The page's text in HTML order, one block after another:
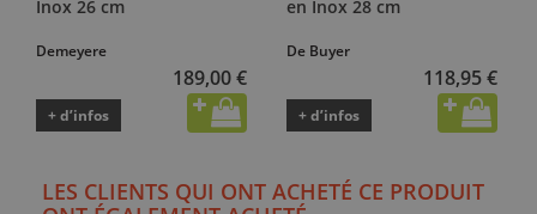
Inox 26 cm
Demeyere
189,00 €
+ d’infos
en Inox 28 cm
De Buyer
118,95 €
+ d’infos
LES CLIENTS QUI ONT ACHETÉ CE PRODUIT